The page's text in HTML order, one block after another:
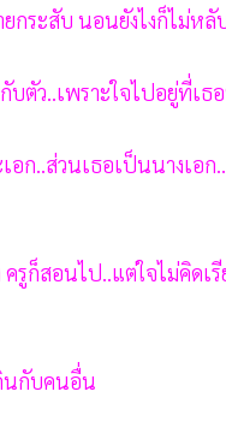
กระสับ นอนยังไงก็ไม่หลั
บตัว..เพราะใจไปอยู่ที่เธ
ก..ส่วนเธอเป็นนางเอก
ครูก็สอนไป..แต่ใจไม่คิด
นกับคนอื่น